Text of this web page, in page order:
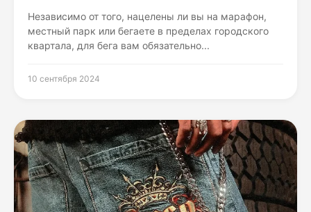
Независимо от того, нацелены ли вы на марафон,
местный парк или бегаете в пределах городского
квартала, для бега вам обязательно...
10 сентября 2024